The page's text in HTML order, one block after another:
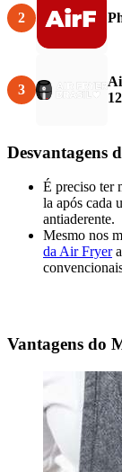
2
3
Desvantagens
É preciso ter
la após cada
antiaderente.
Mesmo nos
da Air Fryer
Vantagens do